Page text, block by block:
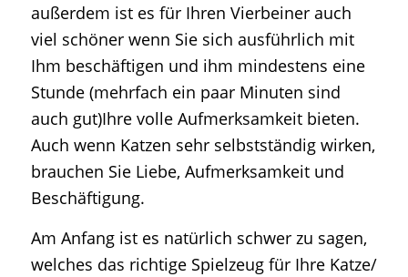
außerdem ist es für Ihren Vierbeiner auch
viel schöner wenn Sie sich ausführlich mit
Ihm beschäftigen und ihm mindestens eine
Stunde (mehrfach ein paar Minuten sind
auch gut)Ihre volle Aufmerksamkeit bieten.
Auch wenn Katzen sehr selbstständig wirken,
brauchen Sie Liebe, Aufmerksamkeit und
Beschäftigung.
Am Anfang ist es natürlich schwer zu sagen,
welches das richtige Spielzeug für Ihre Katze/